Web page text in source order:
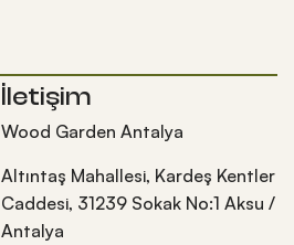
İletişim
Wood Garden Antalya
Altıntaş Mahallesi, Kardeş Kentler
Caddesi, 31239 Sokak No:1 Aksu /
Antalya